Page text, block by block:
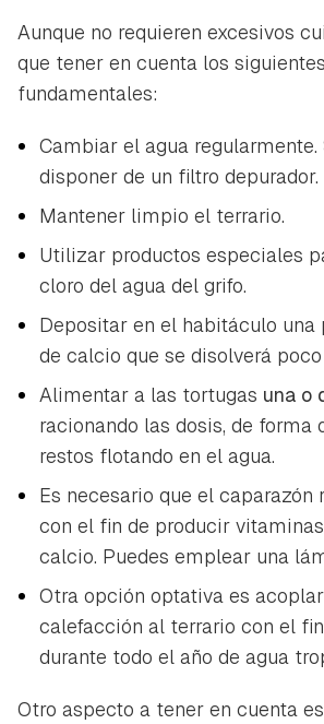
Aunque no requieren excesivos
que tener en cuenta los
fundamentales:
Cambiar el agua
disponer de un filtro depurador.
Mantener limpio el terrario.
Utilizar productos especiales
cloro del agua del grifo.
Depositar en el habitáculo una
de calcio que se disolverá
Alimentar a las tortugas una o
racionando las dosis, de forma
restos flotando en el agua.
Es necesario que el caparazón
con el fin de producir
calcio. Puedes emplear una
Otra opción optativa es
calefacción al terrario con el
durante todo el año de agua
Otro aspecto a tener en cuenta